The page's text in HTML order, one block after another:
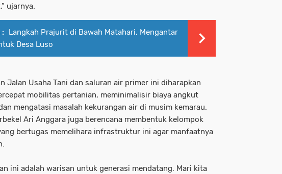
ujarnya.
: Langkah Prajurit di Bawah Matahari, Mengantar
Desa Luso
Jalan Usaha Tani dan saluran air primer ini diharapkan
mobilitas pertanian, meminimalisir biaya angkut
mengatasi masalah kekurangan air di musim kemarau.
Ari Anggara juga berencana membentuk kelompok
bertugas memelihara infrastruktur ini agar manfaatnya
ini adalah warisan untuk generasi mendatang. Mari kita